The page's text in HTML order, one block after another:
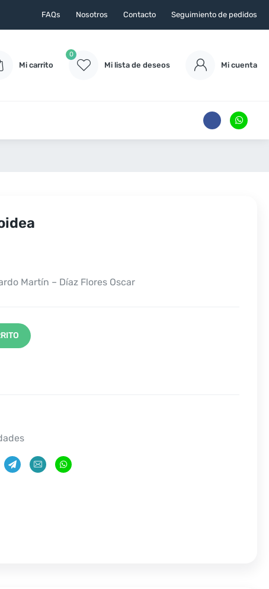
FAQs Nosotros Contacto Seguimiento de pedidos
Mi carrito
0
Mi lista de deseos Mi cuenta
Martín – Díaz Flores Oscar